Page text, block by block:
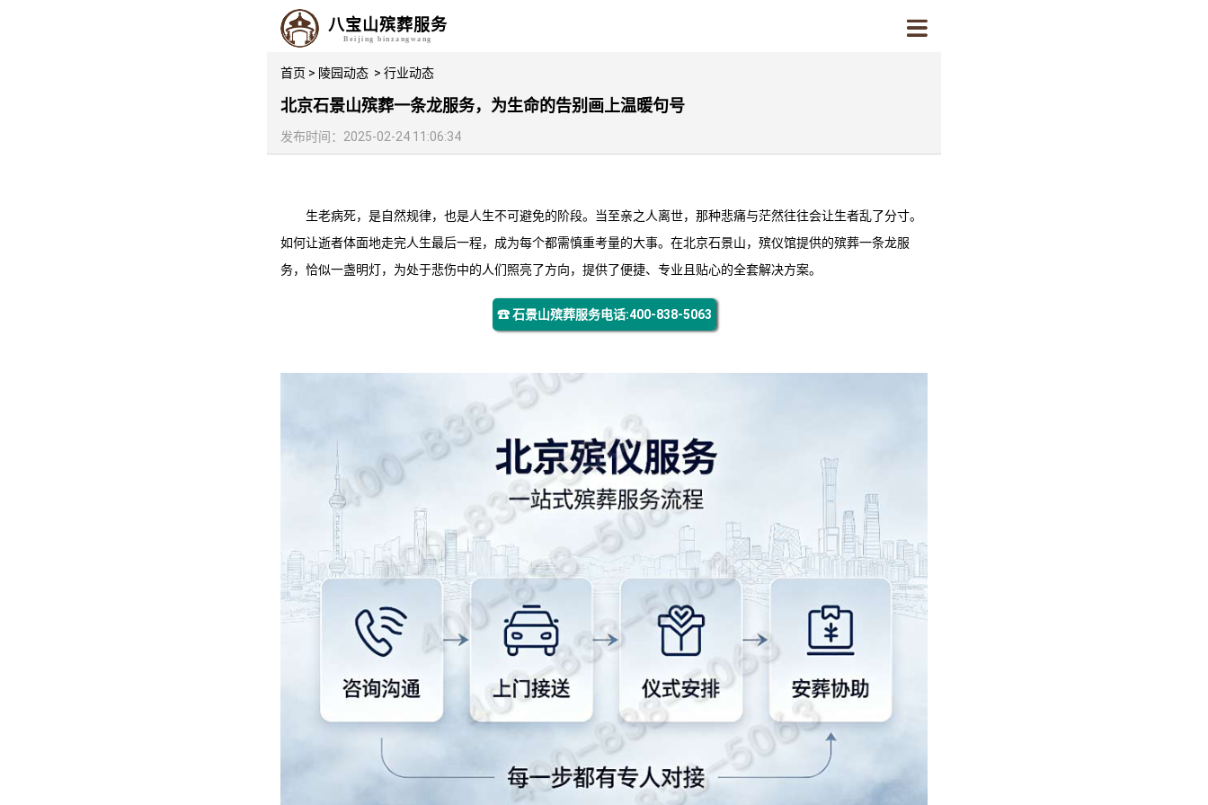
八宝山殡葬服务
Beijing binzangwang
首页 > 陵园动态 > 行业动态
北京石景山殡葬一条龙服务，为生命的告别画上温暖句号
发布时间：2025-02-24 11:06:34
生老病死，是自然规律，也是人生不可避免的阶段。当至亲之人离世，那种悲痛与茫然往往会让生者乱了分寸。
如何让逝者体面地走完人生最后一程，成为每个都需慎重考量的大事。在北京石景山，殡仪馆提供的殡葬一条龙服
务，恰似一盏明灯，为处于悲伤中的人们照亮了方向，提供了便捷、专业且贴心的全套解决方案。
☎ 石景山殡葬服务电话:400-838-5063